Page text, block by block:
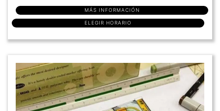
MÁS INFORMACIÓN
ELEGIR HORARIO